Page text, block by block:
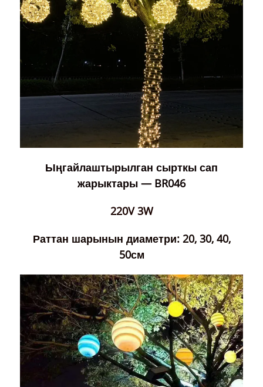
Ыңгайлаштырылган сырткы сап
жарыктары — BR046
220V 3W
Раттан шарынын диаметри: 20, 30, 40,
50см